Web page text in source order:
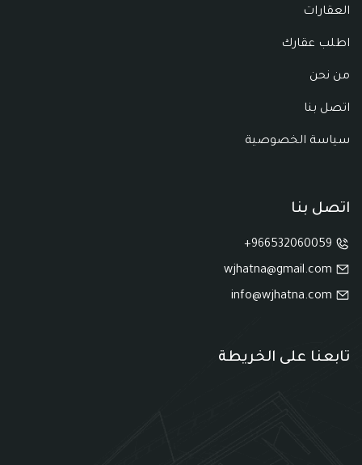
العقارات
اطلب عقارك
من نحن
اتصل بنا
سياسة الخصوصية
اتصل بنا
تابعنا على الخريطة